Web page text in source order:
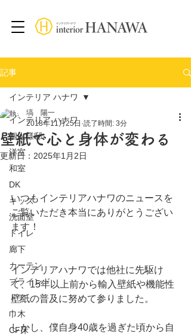
記事
インテリア ハナワ
個人様邸
洋室
和室
DK
キッズ
洗面室
トイレ
廊下
カーテン
ブラインド
ドア
巾木
CF床
インテリア ハナワ
壁紙で心と身体が変わる
塙 陽一
2018年11月25日 読了時間: 3分
更新日： 2025年1月2日
いつもインテリアハナワのニュースを
ご覧いただき本当にありがとうござい
ます！
インテリアハナワでは他社に先駆け
て、15年以上前から輸入壁紙や機能性
壁紙の普及に努めて参りました。
しかし、僕自身40歳を過ぎた頃から自